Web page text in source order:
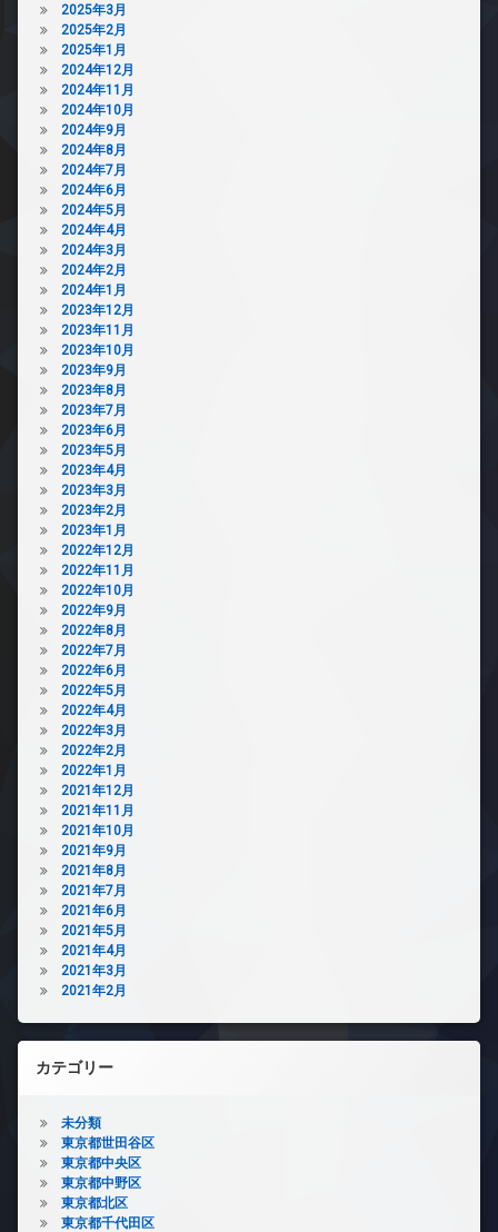
2025年3月
2025年2月
2025年1月
2024年12月
2024年11月
2024年10月
2024年9月
2024年8月
2024年7月
2024年6月
2024年5月
2024年4月
2024年3月
2024年2月
2024年1月
2023年12月
2023年11月
2023年10月
2023年9月
2023年8月
2023年7月
2023年6月
2023年5月
2023年4月
2023年3月
2023年2月
2023年1月
2022年12月
2022年11月
2022年10月
2022年9月
2022年8月
2022年7月
2022年6月
2022年5月
2022年4月
2022年3月
2022年2月
2022年1月
2021年12月
2021年11月
2021年10月
2021年9月
2021年8月
2021年7月
2021年6月
2021年5月
2021年4月
2021年3月
2021年2月
カテゴリー
未分類
東京都世田谷区
東京都中央区
東京都中野区
東京都北区
東京都千代田区